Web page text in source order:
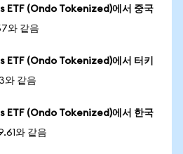
ETF (Ondo Tokenized)에서 중국
와 같음
ETF (Ondo Tokenized)에서 터키
와 같음
ETF (Ondo Tokenized)에서 한국
와 같음